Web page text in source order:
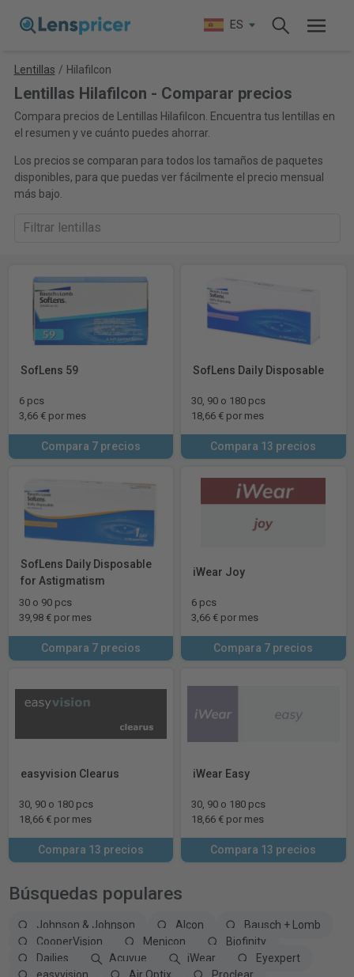
ES
Lentillas / Hilafilcon
Lentillas Hilafilcon - Comparar precios
Compara precios de Lentillas Hilafilcon. Encuentra tus lentillas en
el resumen y ve cuánto puedes ahorrar.
Los precios se comparan para todos los tamaños de paquetes
disponibles, para que puedas ver fácilmente el precio mensual
más bajo.
SofLens 59
6 pcs
3,66 € por mes
Compara 7 precios
SofLens Daily Disposable
30, 90 o 180 pcs
18,66 € por mes
Compara 13 precios
SofLens Daily Disposable
for Astigmatism
30 o 90 pcs
39,98 € por mes
Compara 7 precios
iWear Joy
6 pcs
3,66 € por mes
Compara 7 precios
easyvision Clearus
30, 90 o 180 pcs
18,66 € por mes
Compara 13 precios
iWear Easy
30, 90 o 180 pcs
18,66 € por mes
Compara 13 precios
Búsquedas populares
Johnson & Johnson Alcon
Bausch + Lomb
CooperVision
Menicon
Biofinity
Dailies
Acuvue iWear
Eyexpert
easyvision
Air Optix
Proclear